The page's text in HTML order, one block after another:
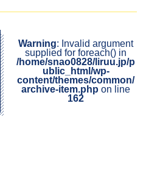
Warning: Invalid argument
supplied for foreach() in
/home/snao0828/liruu.jp/p
ublic_html/wp-
content/themes/common/
archive-item.php on line
162